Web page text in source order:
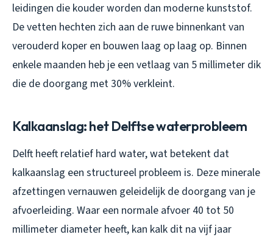
leidingen die kouder worden dan moderne kunststof.
De vetten hechten zich aan de ruwe binnenkant van
verouderd koper en bouwen laag op laag op. Binnen
enkele maanden heb je een vetlaag van 5 millimeter dik
die de doorgang met 30% verkleint.
Kalkaanslag: het Delftse waterprobleem
Delft heeft relatief hard water, wat betekent dat
kalkaanslag een structureel probleem is. Deze minerale
afzettingen vernauwen geleidelijk de doorgang van je
afvoerleiding. Waar een normale afvoer 40 tot 50
millimeter diameter heeft, kan kalk dit na vijf jaar